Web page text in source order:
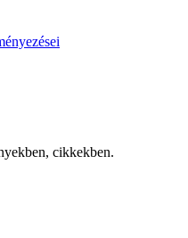
cikkekben.